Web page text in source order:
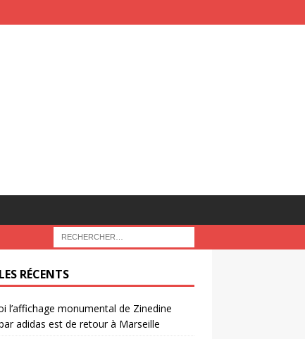
RÉCENTS
l’affichage monumental de Zinedine
adidas est de retour à Marseille